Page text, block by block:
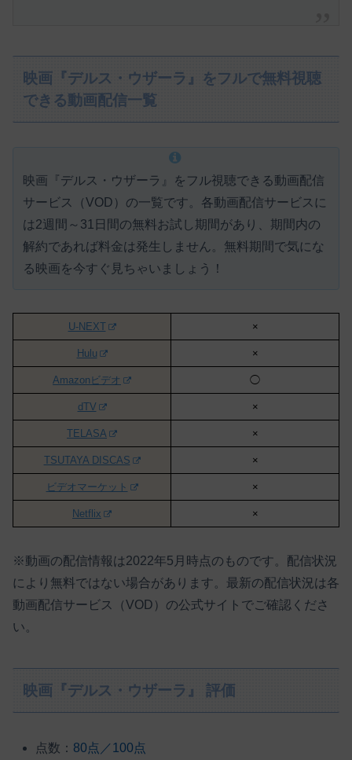
映画『デルス・ウザーラ』をフルで無料視聴
できる動画配信一覧
映画『デルス・ウザーラ』をフル視聴できる動画配信
サービス（VOD）の一覧です。各動画配信サービスに
は2週間～31日間の無料お試し期間があり、期間内の
解約であれば料金は発生しません。 無料期間で気にな
る映画を今すぐ見ちゃいましょう！
U-NEXT ×
Hulu ×
Amazonビデオ ◯
dTV ×
TELASA ×
TSUTAYA DISCAS ×
ビデオマーケット ×
Netflix ×
※動画の配信情報は2022年5月時点のものです。配信状況
により無料ではない場合があります。最新の配信状況は各
動画配信サービス（VOD）の公式サイトでご確認くださ
い。
映画『デルス・ウザーラ』 評価
点数： 80点／100点